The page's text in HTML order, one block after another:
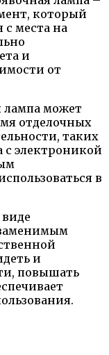
который
с места на
и
от
лампа может
отделочных
таких
с электроникой
в
и
повышать